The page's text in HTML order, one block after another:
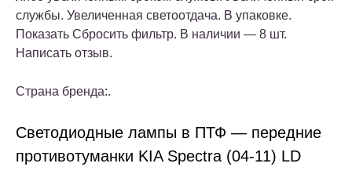
службы. Увеличенная светоотдача. В упаковке.
Показать Сбросить фильтр. В наличии — 8 шт.
Написать отзыв.
Страна бренда:.
Светодиодные лампы в ПТФ — передние
противотуманки KIA Spectra (04-11) LD